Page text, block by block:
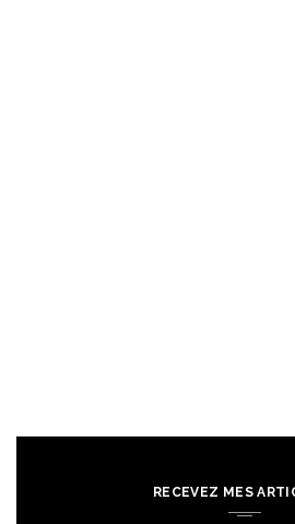
RECEVEZ MES